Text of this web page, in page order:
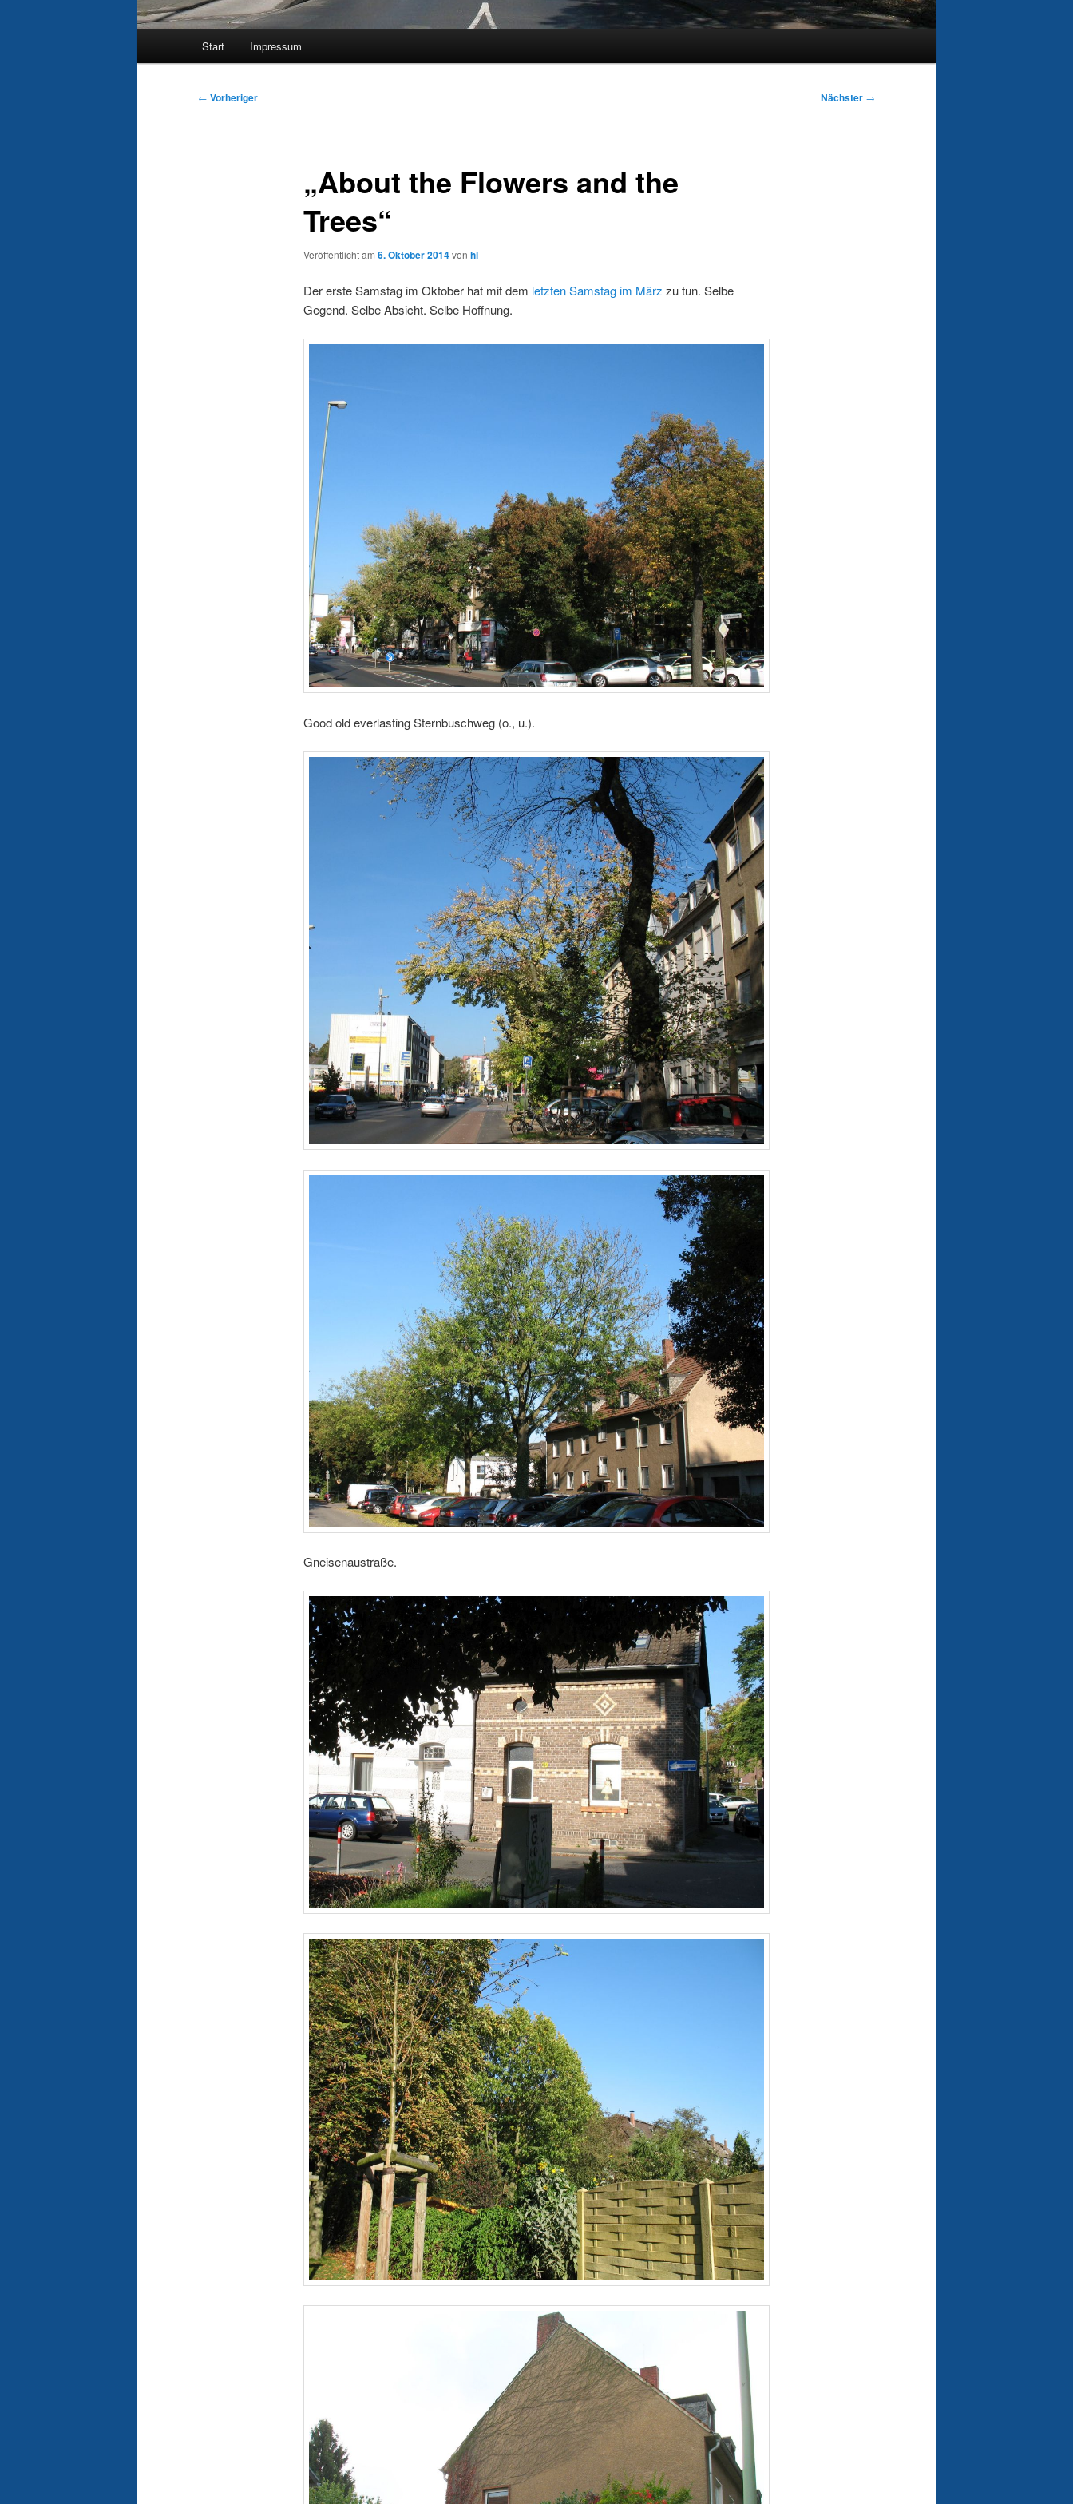
Start Impressum
Beitragsnavigation
← Vorheriger Nächster →
„About the Flowers and the
Trees“
Veröffentlicht am 6. Oktober 2014von hl
Der erste Samstag im Oktober hat mit dem letzten Samstag im März zu tun. Selbe
Gegend. Selbe Absicht. Selbe Hoffnung.
Good old everlasting Sternbuschweg (o., u.).
Gneisenaustraße.